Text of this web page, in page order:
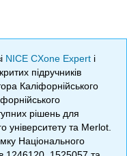
NICE CXone Expert і
підручників
Каліфорнійського
рішень для
університету та Merlot.
Національного